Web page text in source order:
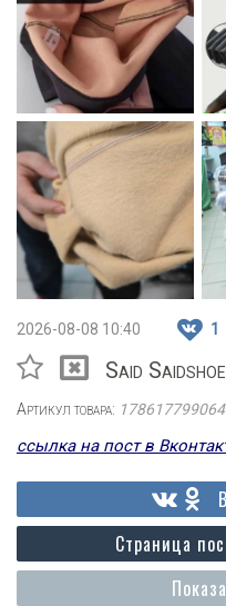
2026-08-08 10:40 1
Said
Артикул товара:
ссылка на пост в
Страница